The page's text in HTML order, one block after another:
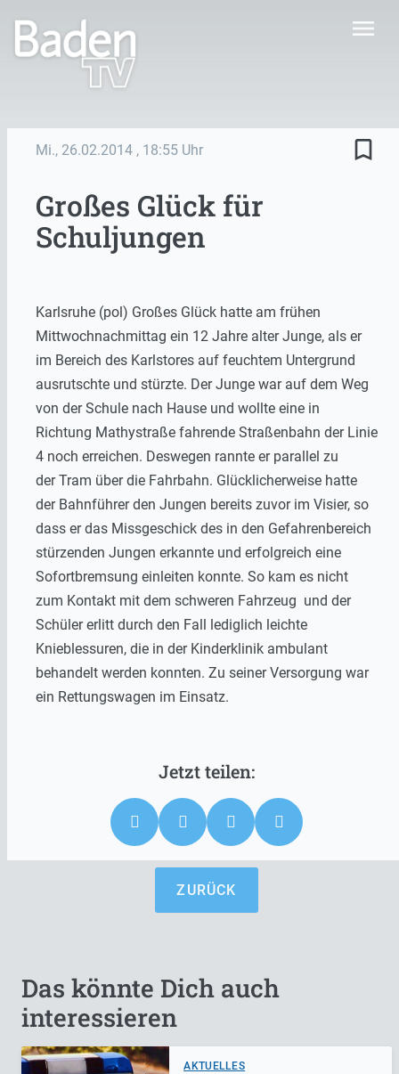
menu
Mi., 26.02.2014 , 18:55 Uhr bookmark_border
Großes Glück für
Schuljungen
Karlsruhe (pol) Großes Glück hatte am frühen
Mittwochnachmittag ein 12 Jahre alter Junge, als er
im Bereich des Karlstores auf feuchtem Untergrund
ausrutschte und stürzte. Der Junge war auf dem Weg
von der Schule nach Hause und wollte eine in
Richtung Mathystraße fahrende Straßenbahn der Linie
4 noch erreichen. Deswegen rannte er parallel zu
der Tram über die Fahrbahn. Glücklicherweise hatte
der Bahnführer den Jungen bereits zuvor im Visier, so
dass er das Missgeschick des in den Gefahrenbereich
stürzenden Jungen erkannte und erfolgreich eine
Sofortbremsung einleiten konnte. So kam es nicht
zum Kontakt mit dem schweren Fahrzeug und der
Schüler erlitt durch den Fall lediglich leichte
Knieblessuren, die in der Kinderklinik ambulant
behandelt werden konnten. Zu seiner Versorgung war
ein Rettungswagen im Einsatz.
ZURÜCK
Das könnte Dich auch
interessieren
AKTUELLES